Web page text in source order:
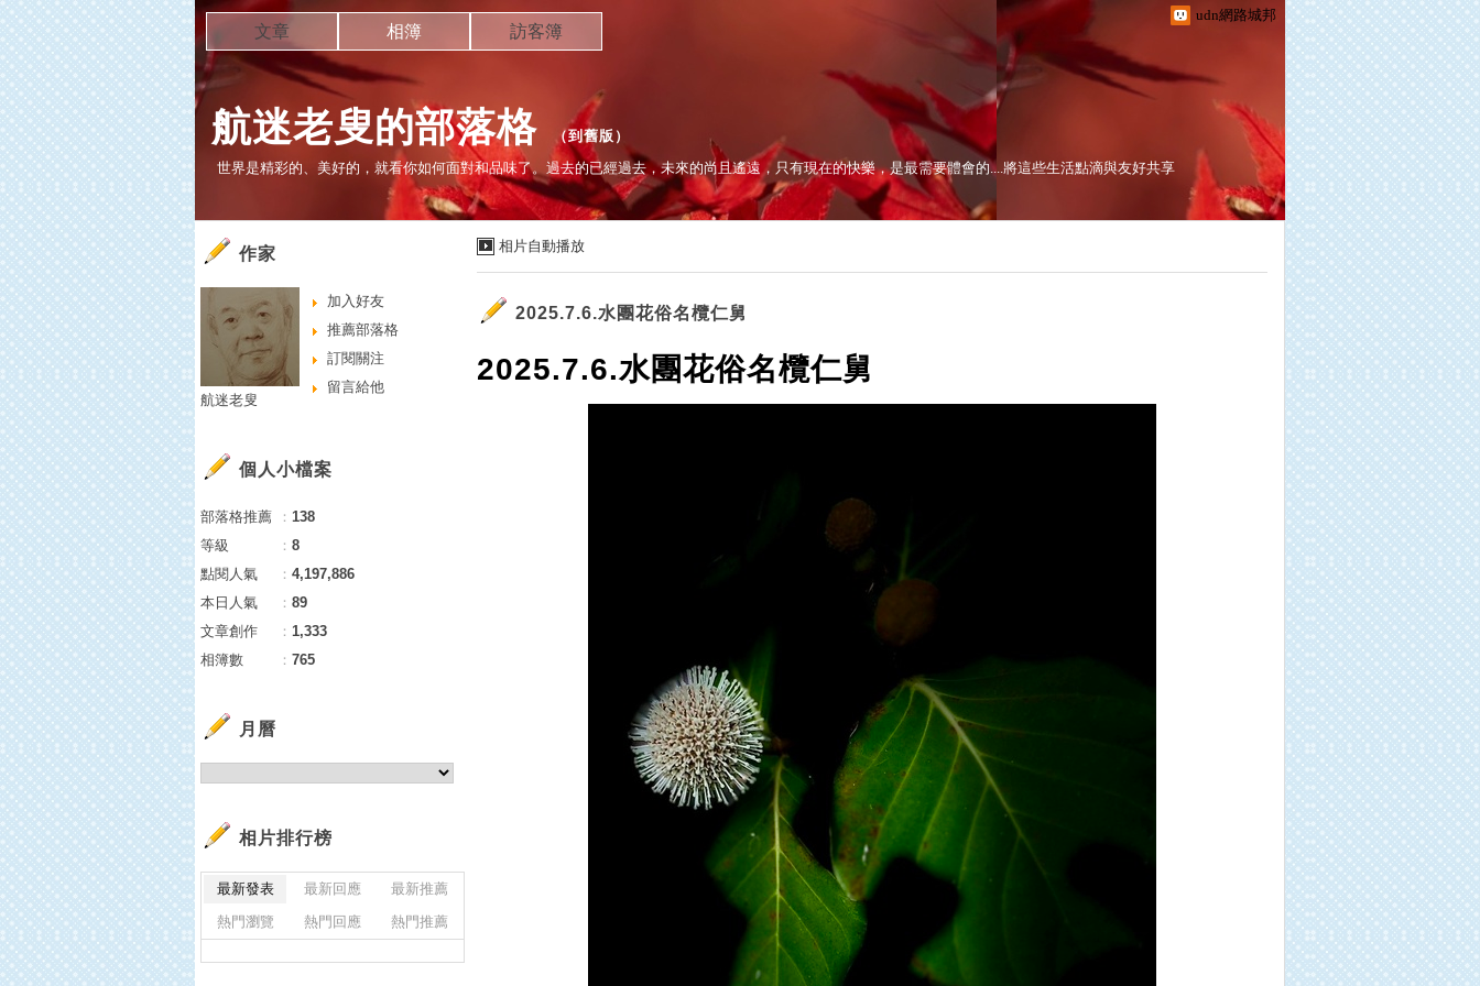
udn網路城邦
航迷老叟的部落格 （到舊版 ）
世界是精彩的、美好的，就看你如何面對和品味了。過去的已經過去，未來的尚且遙遠，只有現在的快樂，是最需要體會的....將這些生活點滴與友好共享
文章 相簿 訪客簿
相片自動播放
2025.7.6.水團花俗名欖仁舅
2025.7.6.水團花俗名欖仁舅
作家
加入好友
推薦部落格
訂閱關注
留言給他
航迷老叟
個人小檔案
部落格推薦 ： 138
等級
： 8
點閱人氣
： 4,197,886
本日人氣
： 89
文章創作
： 1,333
相簿數
： 765
月曆
相片排行榜
最新發表 最新回應
最新推薦
熱門瀏覽
熱門回應 熱門推薦